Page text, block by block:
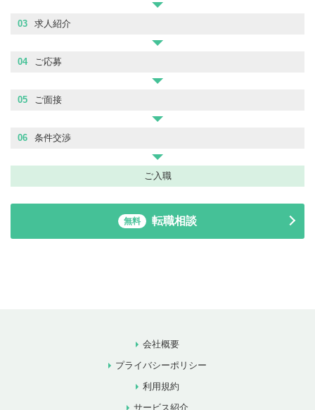
03 求人紹介
04 ご応募
05 ご面接
06 条件交渉
ご入職
無料 転職相談
会社概要
プライバシーポリシー
利用規約
サービス紹介